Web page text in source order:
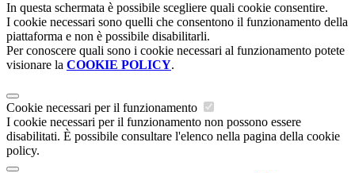
In questa schermata è possibile scegliere quali cookie consentire.
I cookie necessari sono quelli che consentono il funzionamento della
piattaforma e non è possibile disabilitarli.
Per conoscere quali sono i cookie necessari al funzionamento potete
visionare la COOKIE POLICY.
Cookie necessari per il funzionamento
I cookie necessari per il funzionamento non possono essere
disabilitati. È possibile consultare l'elenco nella pagina della cookie
policy.